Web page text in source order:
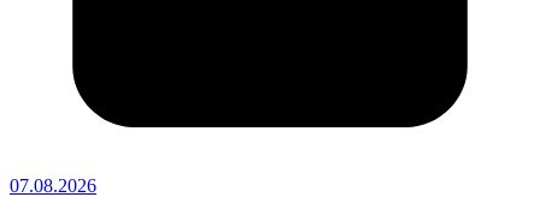
07.08.2026